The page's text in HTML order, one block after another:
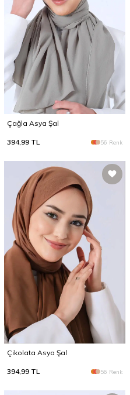
Çağla Asya Şal
394,99 TL 56 Renk
Çikolata Asya Şal
394,99 TL 56 Renk